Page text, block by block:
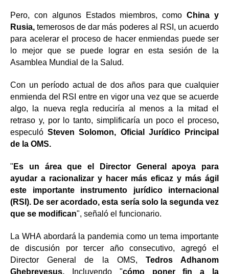
Pero, con algunos Estados miembros, comoChina y
Rusia, temerosos de dar más poderes al RSI, un acuerdo
para acelerar el proceso de hacer enmiendas puede ser
lo mejor que se puede lograr en esta sesión de la
Asamblea Mundial de la Salud.
Con un período actual de dos años para que cualquier
enmienda del RSI entre en vigor una vez que se acuerde
algo, la nueva regla reduciría al menos a la mitad el
retraso y, por lo tanto, simplificaría un poco el proceso,
especuló Steven Solomon, Oficial Jurídico Principal
de la OMS.
" Es un área que el Director General apoya para
ayudar a racionalizar y hacer más eficaz y más ágil
este importante instrumento jurídico internacional
(RSI). De ser acordado, esta sería solo la segunda vez
que se modifican", señaló el funcionario.
La WHA abordará la pandemia como un tema importante
de discusión por tercer año consecutivo, agregó el
Director General de la OMS, Tedros Adhanom
Ghebreyesus, Incluyendo "cómo poner fin a la